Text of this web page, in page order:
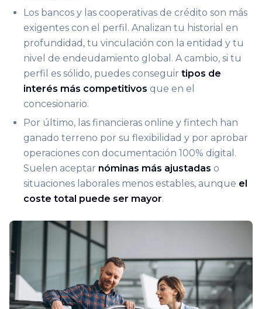
Los bancos y las cooperativas de crédito son más
exigentes con el perfil. Analizan tu historial en
profundidad, tu vinculación con la entidad y tu
nivel de endeudamiento global. A cambio, si tu
perfil es sólido, puedes conseguir tipos de
interés más competitivos que en el
concesionario.
Por último, las financieras online y fintech han
ganado terreno por su flexibilidad y por aprobar
operaciones con documentación 100% digital.
Suelen aceptar nóminas más ajustadas o
situaciones laborales menos estables, aunque el
coste total puede ser mayor.